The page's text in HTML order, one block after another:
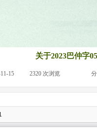
关于2023巴仲字
15 2320 次浏览